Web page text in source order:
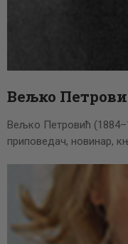
Вељко
Вељко Петровић
приповедач, новинар,